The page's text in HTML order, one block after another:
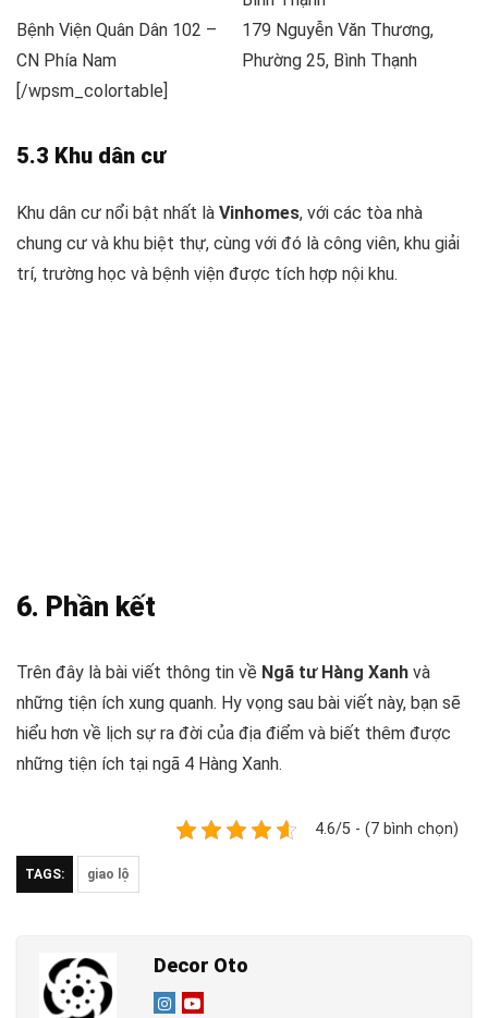
Bệnh Viện Quân Dân 102 –
CN Phía Nam
179 Nguyễn Văn Thương,
Phường 25, Bình Thạnh
[/wpsm_colortable]
5.3 Khu dân cư
Khu dân cư nổi bật nhất là Vinhomes, với các tòa nhà
chung cư và khu biệt thự, cùng với đó là công viên, khu giải
trí, trường học và bệnh viện được tích hợp nội khu.
6. Phần kết
Trên đây là bài viết thông tin về Ngã tư Hàng Xanh và
những tiện ích xung quanh. Hy vọng sau bài viết này, bạn sẽ
hiểu hơn về lịch sự ra đời của địa điểm và biết thêm được
những tiện ích tại ngã 4 Hàng Xanh.
4.6/5 - (7 bình chọn)
TAGS: giao lộ
Decor Oto